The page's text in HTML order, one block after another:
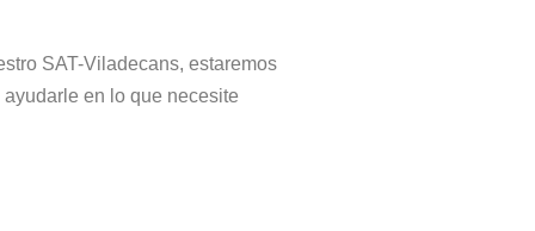
SAT-Viladecans, estaremos
en lo que necesite